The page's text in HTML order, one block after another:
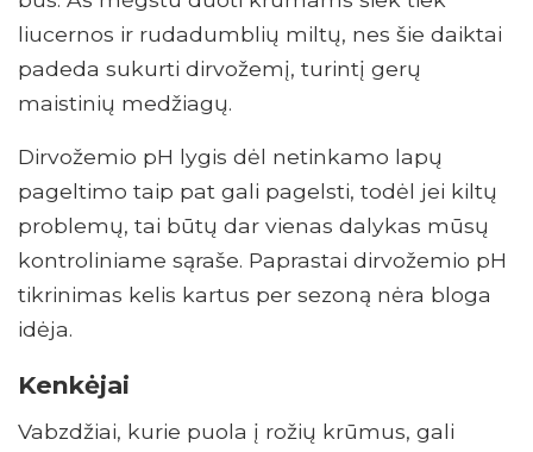
liucernos ir rudadumblių miltų, nes šie daiktai
padeda sukurti dirvožemį, turintį gerų
maistinių medžiagų.
Dirvožemio pH lygis dėl netinkamo lapų
pageltimo taip pat gali pagelsti, todėl jei kiltų
problemų, tai būtų dar vienas dalykas mūsų
kontroliniame sąraše. Paprastai dirvožemio pH
tikrinimas kelis kartus per sezoną nėra bloga
idėja.
Kenkėjai
Vabzdžiai, kurie puola į rožių krūmus, gali